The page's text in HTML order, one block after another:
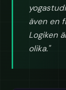
även en
Logiken
olika."